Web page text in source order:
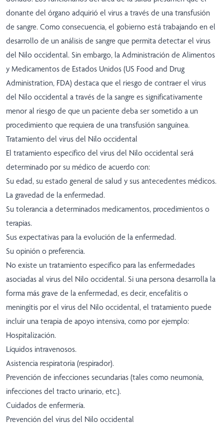
donante del órgano adquirió el virus a través de una transfusión
de sangre. Como consecuencia, el gobierno está trabajando en el
desarrollo de un análisis de sangre que permita detectar el virus
del Nilo occidental. Sin embargo, la Administración de Alimentos
y Medicamentos de Estados Unidos (US Food and Drug
Administration, FDA) destaca que el riesgo de contraer el virus
del Nilo occidental a través de la sangre es significativamente
menor al riesgo de que un paciente deba ser sometido a un
procedimiento que requiera de una transfusión sanguínea.
Tratamiento del virus del Nilo occidental
El tratamiento específico del virus del Nilo occidental será
determinado por su médico de acuerdo con:
Su edad, su estado general de salud y sus antecedentes médicos.
La gravedad de la enfermedad.
Su tolerancia a determinados medicamentos, procedimientos o
terapias.
Sus expectativas para la evolución de la enfermedad.
Su opinión o preferencia.
No existe un tratamiento específico para las enfermedades
asociadas al virus del Nilo occidental. Si una persona desarrolla la
forma más grave de la enfermedad, es decir, encefalitis o
meningitis por el virus del Nilo occidental, el tratamiento puede
incluir una terapia de apoyo intensiva, como por ejemplo:
Hospitalización.
Líquidos intravenosos.
Asistencia respiratoria (respirador).
Prevención de infecciones secundarias (tales como neumonía,
infecciones del tracto urinario, etc.).
Cuidados de enfermería.
Prevención del virus del Nilo occidental